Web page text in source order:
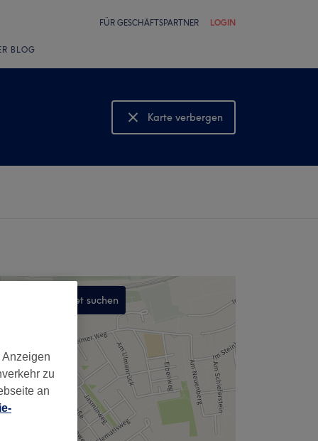
FÜR GESCHÄFTSPARTNER LOGIN
BLOG
Karte verbergen
Karte anzeigen
In diesem Gebiet suchen
zu
an